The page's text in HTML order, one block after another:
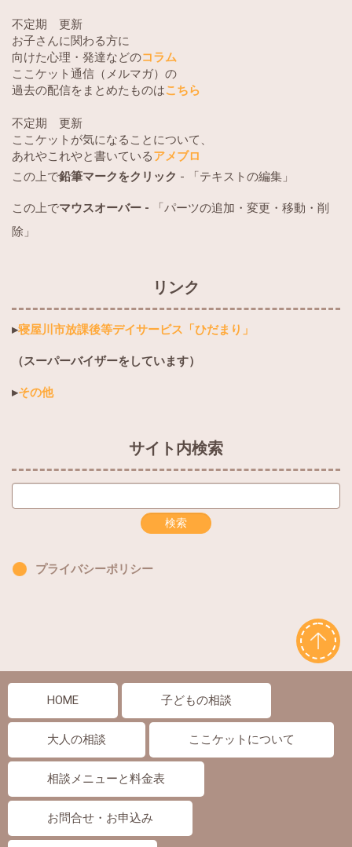
不定期 更新
お子さんに関わる方に
向けた心理・発達などのコラム
ここケット通信（メルマガ）の
過去の配信をまとめたものはこちら
不定期 更新
ここケットが気になることについて、
あれやこれやと書いているアメブロ
この上で鉛筆マークをクリック - 「テキストの編集」
この上でマウスオーバー -
「パーツの追加・変更・移動・削
除」
リンク
▸寝屋川市放課後等デイサービス「ひだまり」
（スーパーバイザーをしています）
▸その他
サイト内検索
プライバシーポリシー
HOME 子どもの相談
大人の相談 ここケットについて
相談メニューと料金表
お問合せ・お申込み